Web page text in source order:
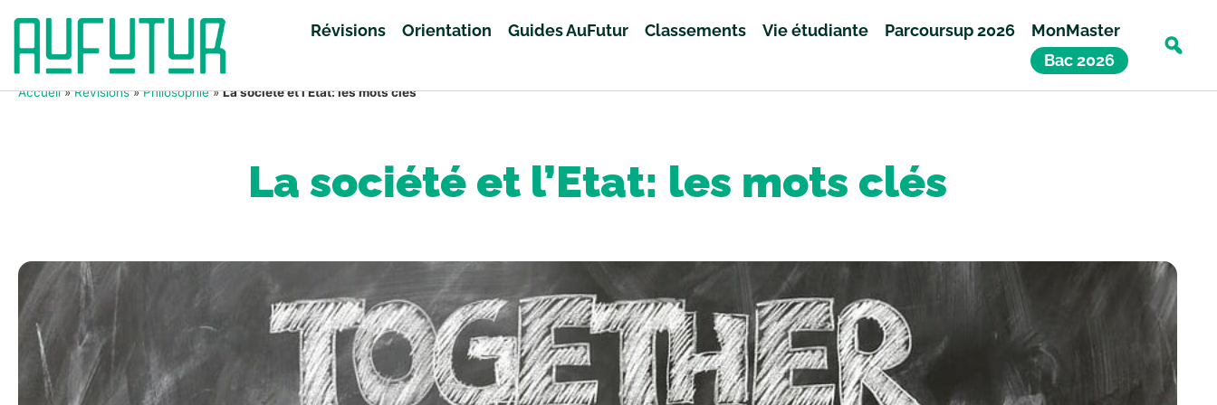
Révisions Orientation Guides AuFutur Classements Vie étudiante Parcoursup 2026
MonMaster
Bac 2026
Accueil»Révisions»Philosophie»La société et l’Etat: les mots clés
La société et l’Etat: les mots clés